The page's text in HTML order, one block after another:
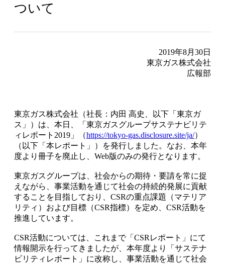
ついて
2019年8月30日
東京ガス株式会社
広報部
東京ガス株式会社（社長：内田 高史、以下「東京ガ
ス」）は、本日、「東京ガスグループサステナビリテ
ィレポート2019」（https://tokyo-gas.disclosure.site/ja/）
（以下「本レポート」）を発行しました。なお、本年
度より冊子を廃止し、Web版のみの発行となります。
東京ガスグループは、社会からの期待・要請を常に捉
えながら、事業活動を通じて社会の持続的発展に貢献
することを目指しており、CSRの重点課題（マテリア
リティ）および目標（CSR指標）を定め、CSR活動を
推進しています。
CSR活動については、これまで「CSRレポート」にて
情報開示を行ってきましたが、本年度より「サステナ
ビリティレポート」に改称し、事業活動を通じて社会